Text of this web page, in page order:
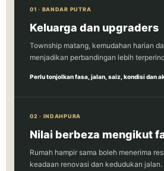
01 · BANDAR PUTRA
Keluarga dan upgraders
Township matang, kemudahan harian
menjadikan perbandingan lebih
Perlu tonjolkan fasa, jalan, saiz, kondisi dan
02 · INDAHPURA
Nilai berbeza mengikut
Rumah hampir sama boleh menerima
keadaan renovasi dan kedudukan jalan.